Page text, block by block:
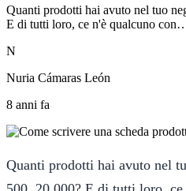
Quanti prodotti hai avuto nel tuo
E di tutti loro, ce n'è qualcuno
N
Nuria Cámaras León
8 anni fa
Quanti prodotti hai avuto nel